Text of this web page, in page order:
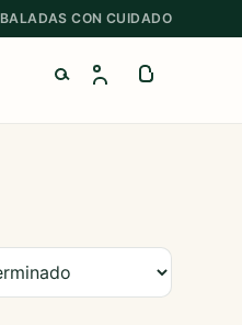
CON CUIDADO